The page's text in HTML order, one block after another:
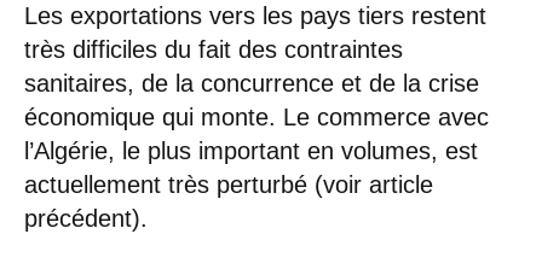
Les exportations vers les pays tiers restent
très difficiles du fait des contraintes
sanitaires, de la concurrence et de la crise
économique qui monte. Le commerce avec
l’Algérie, le plus important en volumes, est
actuellement très perturbé (voir article
précédent).